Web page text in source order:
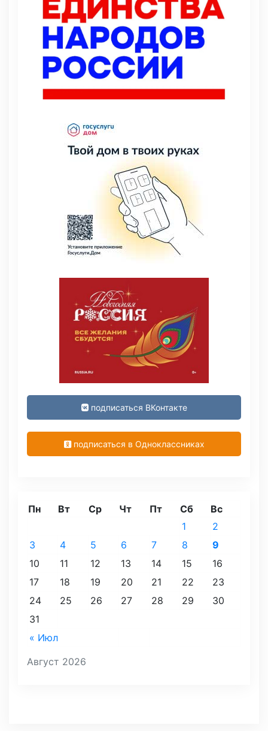
подписаться ВКонтакте
подписаться в Одноклассниках
Август 2026
Пн Вт Ср Чт Пт Сб Вс
« Июл
1
2
3
4 5 6 7 8
9
10
11 12 13 14 15
16
17
18 19 20 21 22
23
24
25 26 27 28 29
30
31